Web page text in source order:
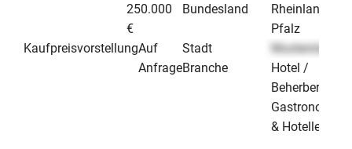
250.000
€
KaufpreisvorstellungAuf
Anfrage
Bundesland
Rheinland-
Pfalz
Stadt
Musterstadt
Branche
Hotel /
Beherbergung
Gastronomie
& Hotellerie